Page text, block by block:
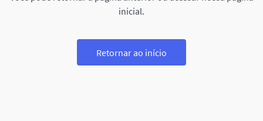
inicial.
Retornar ao início